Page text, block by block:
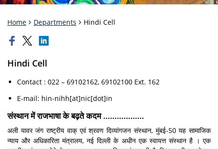
Home Departments Hindi Cell
Hindi Cell
Contact : 022 – 69102162, 69102100 Ext. 162
E-mail: hin-nihh[at]nic[dot]in
संस्थान में राजभाषा के बढ़ते कदम ………………
अली यावर जंग राष्ट्रीय वाक् एवं श्रवण दिव्यांगजन संस्थान, मुंबई-50 यह सामाजिक
न्याय और अधिकारिता मंत्रालय, नई दिल्ली के अधीन एक स्वायत्त संस्थान है । एक